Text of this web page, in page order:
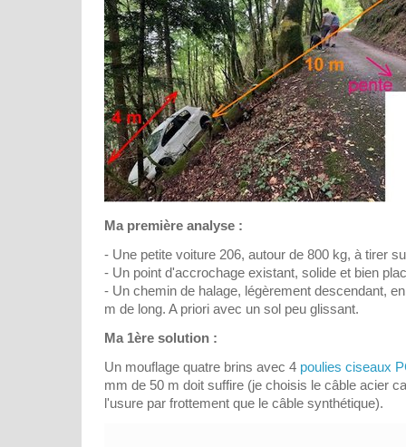
Ma première analyse :
- Une petite voiture 206, autour de 800 kg, à tirer
- Un point d'accrochage existant, solide et bien
- Un chemin de halage, légèrement descendant,
m de long. A priori avec un sol peu glissant.
Ma 1ère solution :
Un mouflage quatre brins avec 4 poulies ciseaux
mm de 50 m doit suffire (je choisis le câble acier
l'usure par frottement que le câble synthétique).